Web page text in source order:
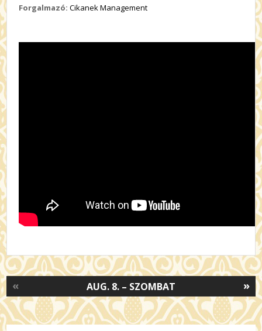
Forgalmazó: Cikanek Management
»
AUG. 8. – SZOMBAT
«